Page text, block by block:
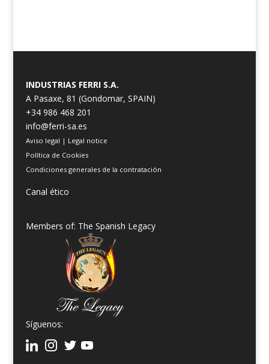
INDUSTRIAS FERRI S.A.
A Pasaxe, 81 (Gondomar, SPAIN)
+34 986 468 201
info@ferri-sa.es
Aviso legal | Legal notice
Política de Cookies
Condiciones generales de la contratación
Canal ético
Members of: The Spanish Legacy
Síguenos: